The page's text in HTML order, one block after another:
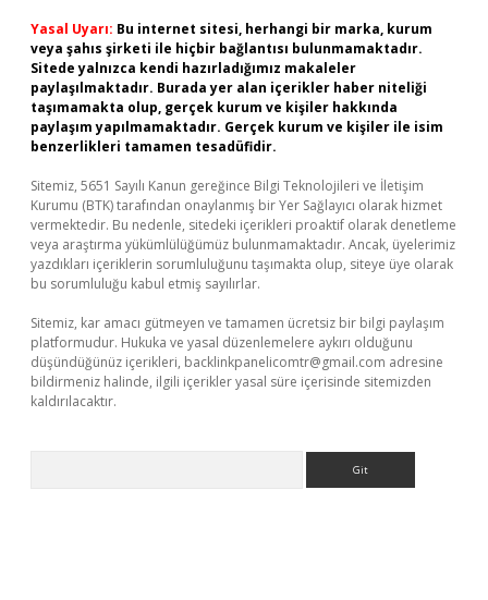
Yasal Uyarı: Bu internet sitesi, herhangi bir marka, kurum
veya şahıs şirketi ile hiçbir bağlantısı bulunmamaktadır.
Sitede yalnızca kendi hazırladığımız makaleler
paylaşılmaktadır. Burada yer alan içerikler haber niteliği
taşımamakta olup, gerçek kurum ve kişiler hakkında
paylaşım yapılmamaktadır. Gerçek kurum ve kişiler ile isim
benzerlikleri tamamen tesadüfidir.
Sitemiz, 5651 Sayılı Kanun gereğince Bilgi Teknolojileri ve İletişim
Kurumu (BTK) tarafından onaylanmış bir Yer Sağlayıcı olarak hizmet
vermektedir. Bu nedenle, sitedeki içerikleri proaktif olarak denetleme
veya araştırma yükümlülüğümüz bulunmamaktadır. Ancak, üyelerimiz
yazdıkları içeriklerin sorumluluğunu taşımakta olup, siteye üye olarak
bu sorumluluğu kabul etmiş sayılırlar.
Sitemiz, kar amacı gütmeyen ve tamamen ücretsiz bir bilgi paylaşım
platformudur. Hukuka ve yasal düzenlemelere aykırı olduğunu
düşündüğünüz içerikleri, backlinkpanelicomtr@gmail.com adresine
bildirmeniz halinde, ilgili içerikler yasal süre içerisinde sitemizden
kaldırılacaktır.